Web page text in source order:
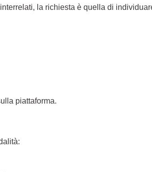
la richiesta è quella di
piattaforma.